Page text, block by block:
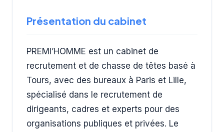
Présentation du cabinet
PREMI’HOMME est un cabinet de
recrutement et de chasse de têtes basé à
Tours, avec des bureaux à Paris et Lille,
spécialisé dans le recrutement de
dirigeants, cadres et experts pour des
organisations publiques et privées. Le